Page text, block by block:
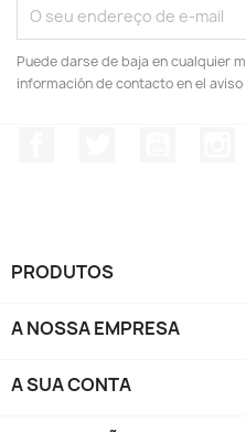
Puede darse de baja en cualquier
información de contacto en el aviso
PRODUTOS
A NOSSA EMPRESA
A SUA CONTA